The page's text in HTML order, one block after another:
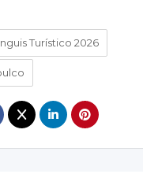
Turístico 2026